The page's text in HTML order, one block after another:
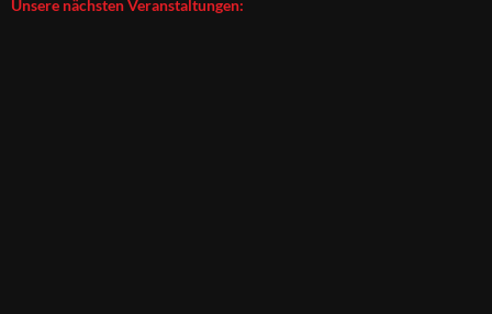
Unsere nächsten Veranstaltungen: